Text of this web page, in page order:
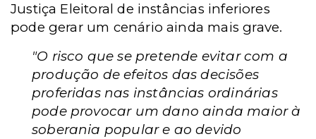
Justiça Eleitoral de instâncias inferiores
pode gerar um cenário ainda mais grave.
"O risco que se pretende evitar com a
produção de efeitos das decisões
proferidas nas instâncias ordinárias
pode provocar um dano ainda maior à
soberania popular e ao devido